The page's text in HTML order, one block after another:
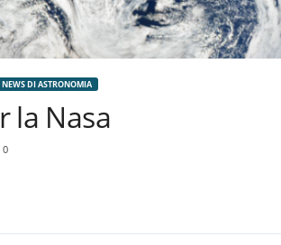
NEWS DI ASTRONOMIA
la Nasa
0